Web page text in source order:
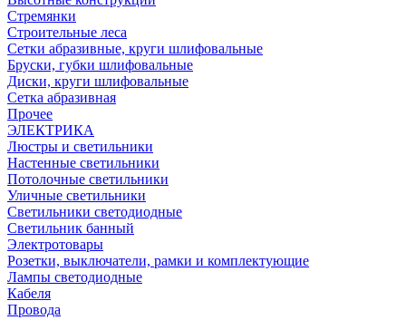
Стремянки
Строительные леса
Сетки абразивные, круги шлифовальные
Бруски, губки шлифовальные
Диски, круги шлифовальные
Сетка абразивная
Прочее
ЭЛЕКТРИКА
Люстры и светильники
Настенные светильники
Потолочные светильники
Уличные светильники
Светильники светодиодные
Светильник банный
Электротовары
Розетки, выключатели, рамки и комплектующие
Лампы светодиодные
Кабеля
Провода